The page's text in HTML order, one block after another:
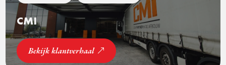
CMI
Bekijk klantverhaal